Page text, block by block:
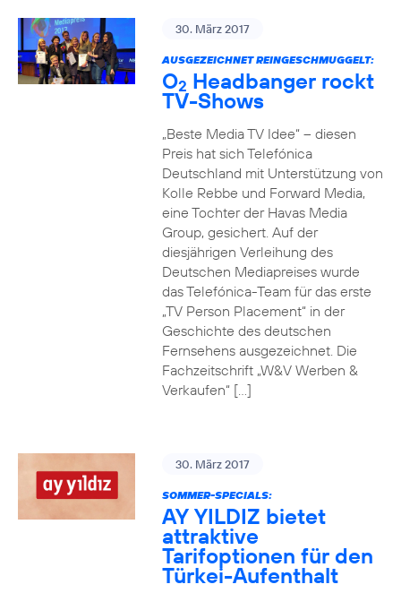
30. März 2017
AUSGEZEICHNET REINGESCHMUGGELT:
O2 Headbanger rockt
TV-Shows
„Beste Media TV Idee“ – diesen
Preis hat sich Telefónica
Deutschland mit Unterstützung von
Kolle Rebbe und Forward Media,
eine Tochter der Havas Media
Group, gesichert. Auf der
diesjährigen Verleihung des
Deutschen Mediapreises wurde
das Telefónica-Team für das erste
„TV Person Placement“ in der
Geschichte des deutschen
Fernsehens ausgezeichnet. Die
Fachzeitschrift „W&V Werben &
Verkaufen“ […]
30. März 2017
SOMMER-SPECIALS:
AY YILDIZ bietet
attraktive
Tarifoptionen für den
Türkei-Aufenthalt